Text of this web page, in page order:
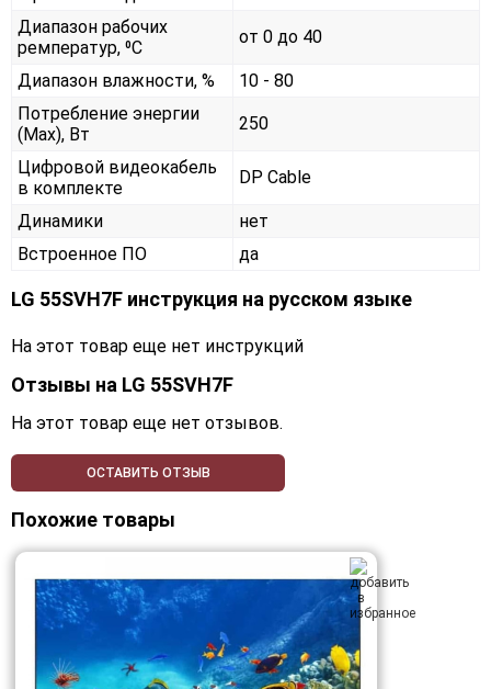
Диапазон рабочих
ремператур, ⁰С
от 0 до 40
Диапазон влажности, %
10 - 80
Потребление энергии
(Max), Вт
250
Цифровой видеокабель
в комплекте
DP Cable
Динамики
нет
Встроенное ПО
да
LG 55SVH7F инструкция на русском языке
На этот товар еще нет инструкций
Отзывы на LG 55SVH7F
На этот товар еще нет отзывов.
ОСТАВИТЬ ОТЗЫВ
Похожие товары